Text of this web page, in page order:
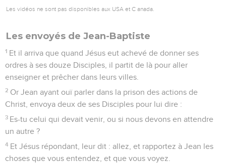
Les vidéos ne sont pas disponibles aux USA et C anada.
Les envoyés de Jean-Baptiste
1 Et il arriva que quand Jésus eut achevé de donner ses
ordres à ses douze Disciples, il partit de là pour aller
enseigner et prêcher dans leurs villes.
2 Or Jean ayant ouï parler dans la prison des actions de
Christ, envoya deux de ses Disciples pour lui dire :
3 Es-tu celui qui devait venir, ou si nous devons en attendre
un autre ?
4 Et Jésus répondant, leur dit : allez, et rapportez à Jean les
choses que vous entendez, et que vous voyez.